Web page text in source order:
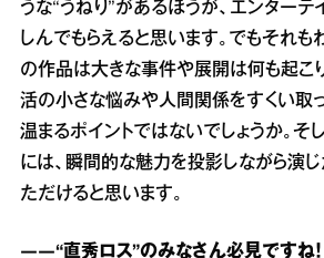
うな“うねり”があるほうが、エンターテ
しんでもらえると思います。でもそれも
の作品は大きな事件や展開は何も起こ
活の小さな悩みや人間関係をすくい取
温まるポイントではないでしょうか。
には、瞬間的な魅力を投影しながら演
ただけると思います。
――“直秀ロス”のみなさん必見ですね